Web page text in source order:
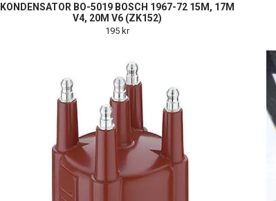
KONDENSATOR BO-5019 BOSCH 1967-72 15M, 17M
V4, 20M V6 (ZK152)
195 kr